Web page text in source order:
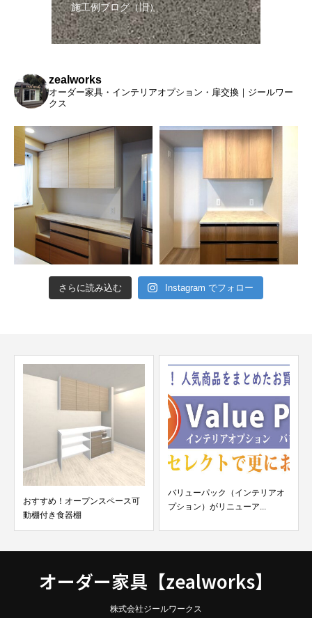
施工例ブログ（旧）
zealworks
オーダー家具・インテリアオプション・扉交換｜ジールワー
クス
さらに読み込む Instagram でフォロー
おすすめ！オープンスペース可
動棚付き食器棚
バリューパック（インテリアオ
プション）がリニューア...
オーダー家具【zealworks】
株式会社ジールワークス